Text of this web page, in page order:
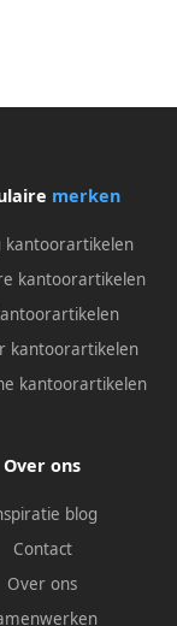
merken
kantoorartikelen
kantoorartikelen
kantoorartikelen
kantoorartikelen
Over ons
blog
Contact
Over ons